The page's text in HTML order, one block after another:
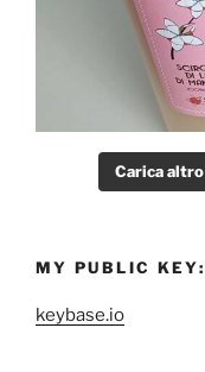
Carica altro
MY PUBLIC KEY:
keybase.io